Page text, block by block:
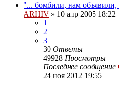
"... бомбили, нам объявили,
ARHIV » 10 апр 2005 18:22
1
2
3
30 Ответы
49928 Просмотры
Последнее сообщение
24 ноя 2012 19:55